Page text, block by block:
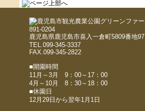
891-0204
鹿児島県鹿児島市喜入一倉町5809番地97
TEL.099-345-3337
FAX.099-345-2822
■開園時間
11月～3月 9：00～17：00
4月～10月 8：30～18：00
■休園日
12月29日から翌年1月1日